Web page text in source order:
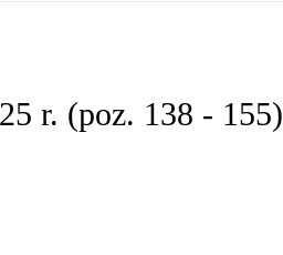
r. (poz. 138 - 155)